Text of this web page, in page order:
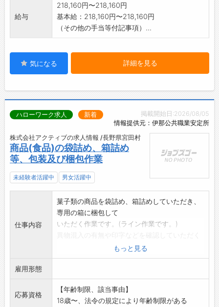
給与
218,160円〜218,160円
基本給：218,160円〜218,160円
（その他の手当等付記事項）...
気になる 詳細を見る
掲載開始日:2026/08/05
情報提供元：伊那公共職業安定所
ハローワーク求人 新着
株式会社アクティブの求人情報 /長野県宮田村
商品(食品)の袋詰め、箱詰め
等、包装及び梱包作業
未経験者活躍中 男女活躍中
仕事内容
菓子類の商品を袋詰め、箱詰めしていただき、
専用の箱に梱包して
いただく作業です。(ライン作業です。)
検品作業も含みます
。
食品製造の職場にてクリーンルームでの作業で
す。
変更範囲:変更なし
もっと見る
雇用形態
応募資格
【年齢制限、該当事由】
18歳〜、法令の規定により年齢制限がある